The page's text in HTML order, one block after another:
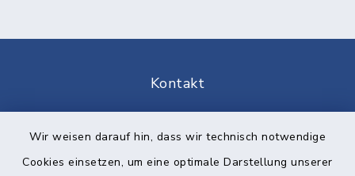
Wir weisen darauf hin, dass wir technisch notwendige
Cookies einsetzen, um eine optimale Darstellung unserer
Kontakt
Datenschutz